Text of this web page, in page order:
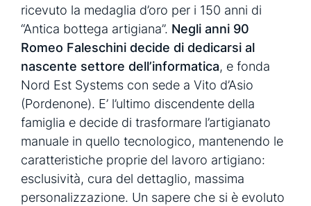
ricevuto la medaglia d’oro per i 150 anni di
“Antica bottega artigiana”. Negli anni 90
Romeo Faleschini decide di dedicarsi al
nascente settore dell’informatica, e fonda
Nord Est Systems con sede a Vito d’Asio
(Pordenone). E’ l’ultimo discendente della
famiglia e decide di trasformare l’artigianato
manuale in quello tecnologico, mantenendo le
caratteristiche proprie del lavoro artigiano:
esclusività, cura del dettaglio, massima
personalizzazione. Un sapere che si è evoluto